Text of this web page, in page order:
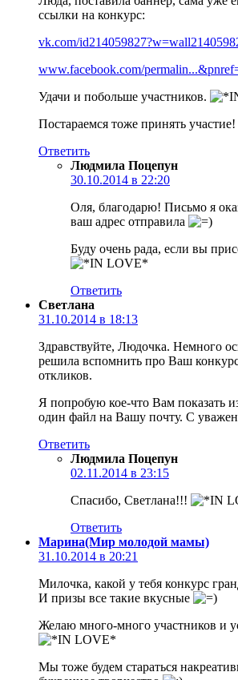
ссылки на конкурс:
vk.com/
www.facebook.com/
Удачи и побольше участников.
Постараемся тоже принять участие!
Ответить
Людмила Поцепун
30.10.2014 в 22:20
Оля, благодарю! Письмо я
ваш адрес отправила
Буду очень рада, если вы
Ответить
Светлана
31.10.2014 в 18:13
Здравствуйте, Людочка. Немного
решила вспомнить про Ваш
откликов.
Я попробую кое-что Вам показать
один файл на Вашу почту. С
Ответить
Людмила Поцепун
02.11.2014 в 23:15
Спасибо, Светлана!!!
Ответить
Марина(Мир молодой мамы)
31.10.2014 в 20:21
Милочка, какой у тебя конкурс
И призы все такие вкусные
Желаю много-много участников и
Мы тоже будем стараться